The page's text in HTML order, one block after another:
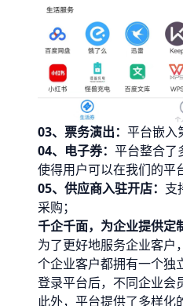
03、 票务演出： 平台嵌入
04、 电子券： 平台整合了
使得用户可以在我们的平
05、 供应商入驻开店： 支
采购；
千企千面，为企业提供定
为了更好地服务企业客户
个企业客户都拥有一个独
登录平台后，不同企业会
此外，平台提供了多样化